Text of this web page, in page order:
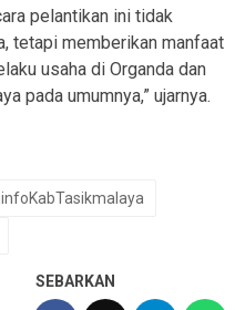
pelantikan ini tidak
tetapi memberikan manfaat
usaha di Organda dan
pada umumnya,” ujarnya.
SEBARKAN